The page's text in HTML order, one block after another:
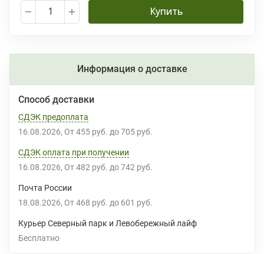
Купить
Информация о доставке
Способ доставки
СДЭК предоплата
16.08.2026 От 455 руб. до 705 руб.
СДЭК оплата при получении
16.08.2026 От 482 руб. до 742 руб.
Почта России
18.08.2026 От 468 руб. до 601 руб.
Курьер Северный парк и Левобережный лайф
Бесплатно